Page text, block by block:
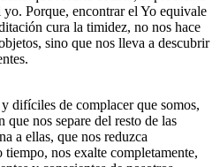
Porque, encontrar el Yo equivale
cura la timidez, no nos hace
sino que nos lleva a descubrir
difíciles de complacer que somos,
nos separe del resto de las
a ellas, que nos reduzca
nos exalte completamente,